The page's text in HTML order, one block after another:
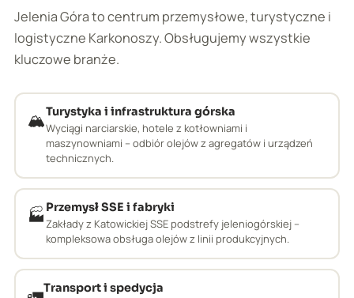
Jelenia Góra to centrum przemysłowe, turystyczne i
logistyczne Karkonoszy. Obsługujemy wszystkie
kluczowe branże.
🏔️Turystyka i infrastruktura górska
Wyciągi narciarskie, hotele z kotłowniami i
maszynowniami – odbiór olejów z agregatów i urządzeń
technicznych.
🏭 Przemysł SSE i fabryki
Zakłady z Katowickiej SSE podstrefy jeleniogórskiej –
kompleksowa obsługa olejów z linii produkcyjnych.
Transport i spedycja